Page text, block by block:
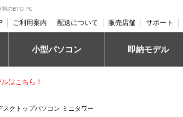
判のBTO PC
ご利用案内 配送について 販売店舗 サポート
小型パソコン 即納モデル
はこちら！
スクトップパソコン ミニタワー